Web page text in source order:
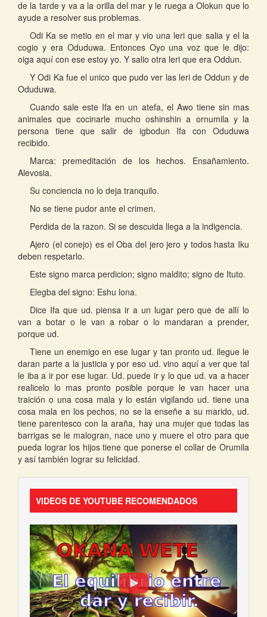
de la tarde y va a la orilla del mar y le ruega a Olokun que lo
ayude a resolver sus problemas.
Odi Ka se metio en el mar y vio una leri que salia y el la
cogio y era Oduduwa. Entonces Oyo una voz que le dijo:
oiga aquí con ese estoy yo. Y salio otra leri que era Oddun.
Y Odi Ka fue el unico que pudo ver las leri de Oddun y de
Oduduwa.
Cuando sale este Ifa en un atefa, el Awo tiene sin mas
animales que cocinarle mucho oshinshin a ornumila y la
persona tiene que salir de igbodun Ifa con Oduduwa
recibido.
Marca: premeditación de los hechos. Ensañamiento.
Alevosia.
Su conciencia no lo deja tranquilo.
No se tiene pudor ante el crimen.
Perdida de la razon. Si se descuida llega a la indigencia.
Ajero (el conejo) es el Oba del jero jero y todos hasta Iku
deben respetarlo.
Este signo marca perdicion; signo maldito; signo de Ituto.
Elegba del signo: Eshu lona.
Dice Ifa que ud. piensa ir a un lugar pero que de allí lo
van a botar o le van a robar o lo mandaran a prender,
porque ud.
Tiene un enemigo en ese lugar y tan pronto ud. llegue le
daran parte a la justicia y por eso ud. vino aquí a ver que tal
le iba a ir por ese lugar. Ud. puede ir y lo que ud. va a hacer
realicelo lo mas pronto posible porque le van hacer una
traición o una cosa mala y lo están vigilando ud. tiene una
cosa mala en los pechos, no se la enseñe a su marido, ud.
tiene parentesco con la araña, hay una mujer que todas las
barrigas se le malogran, nace uno y muere el otro para que
pueda lograr los hijos tiene que ponerse el collar de Orumila
y así también lograr su felicidad.
VIDEOS DE YOUTUBE RECOMENDADOS